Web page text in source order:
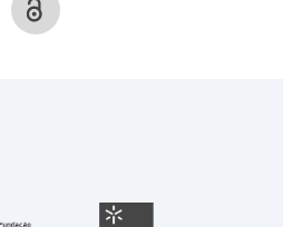
Fundação para a